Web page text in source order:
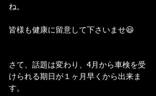
ね。
皆様も健康に留意して下さいませ😃
さて、話題は変わり、4月から車検を受
けられる期日が１ヶ月早くから出来ま
す。